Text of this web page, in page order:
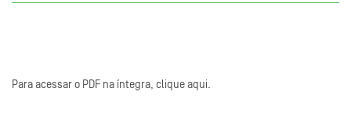
Para acessar o PDF na íntegra, clique aqui.